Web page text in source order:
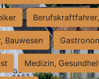
Bauwesen
Medizin,